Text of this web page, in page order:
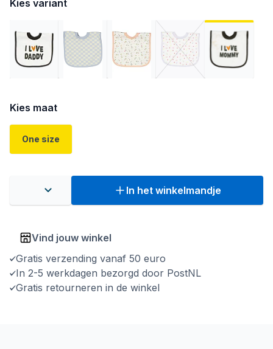
Kies variant
Kies maat
One size
In het winkelmandje
Vind jouw winkel
Gratis verzending vanaf 50 euro
In 2-5 werkdagen bezorgd door PostNL
Gratis retourneren in de winkel